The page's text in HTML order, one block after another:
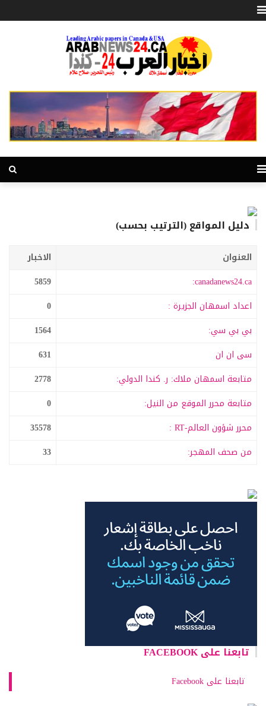
دليل المواقع (الترتيب بحسب)
العنوان
الاخبار
canadanews24.ca:
5859
اعداد اسمهان الجزيرة :
0
بي بي سي:
1564
سى ان ان
631
متابعة اسمهان ملاك: ر. كندا الدولي:
2778
متابعة محرر الموقع من النيل:
0
محرر شؤون العالم-RT :
35578
من صحف المهجر:
33
تابعنا على FACEBOOK
تابعنا على Facebook